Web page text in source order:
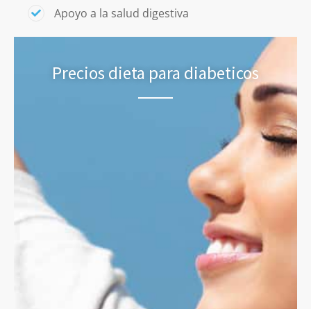
Apoyo a la salud digestiva
Precios dieta para diabeticos